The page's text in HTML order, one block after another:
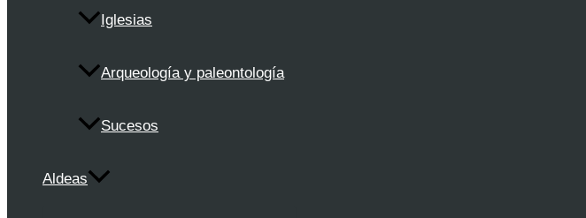
Iglesias
Arqueología y paleontología
Sucesos
Aldeas